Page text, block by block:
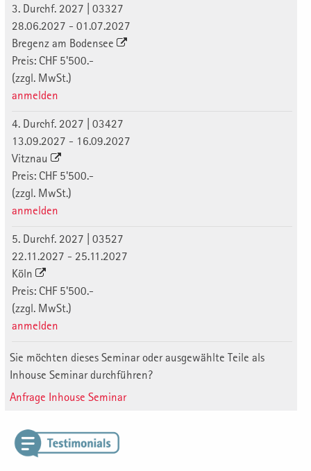
3. Durchf. 2027 | 03327
28.06.2027 - 01.07.2027
Bregenz am Bodensee
Preis: CHF 5'500.-
(zzgl. MwSt.)
anmelden
4. Durchf. 2027 | 03427
13.09.2027 - 16.09.2027
Vitznau
Preis: CHF 5'500.-
(zzgl. MwSt.)
anmelden
5. Durchf. 2027 | 03527
22.11.2027 - 25.11.2027
Köln
Preis: CHF 5'500.-
(zzgl. MwSt.)
anmelden
Sie möchten dieses Seminar oder ausgewählte Teile als
Inhouse Seminar durchführen?
Anfrage Inhouse Seminar